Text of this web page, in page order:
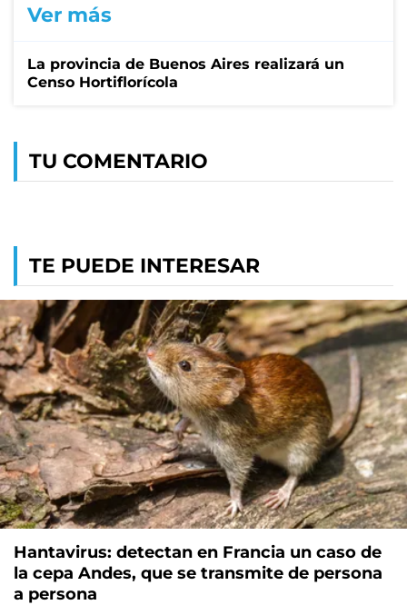
Ver más
La provincia de Buenos Aires realizará un
Censo Hortiflorícola
TU COMENTARIO
TE PUEDE INTERESAR
Hantavirus: detectan en Francia un caso de
la cepa Andes, que se transmite de persona
a persona